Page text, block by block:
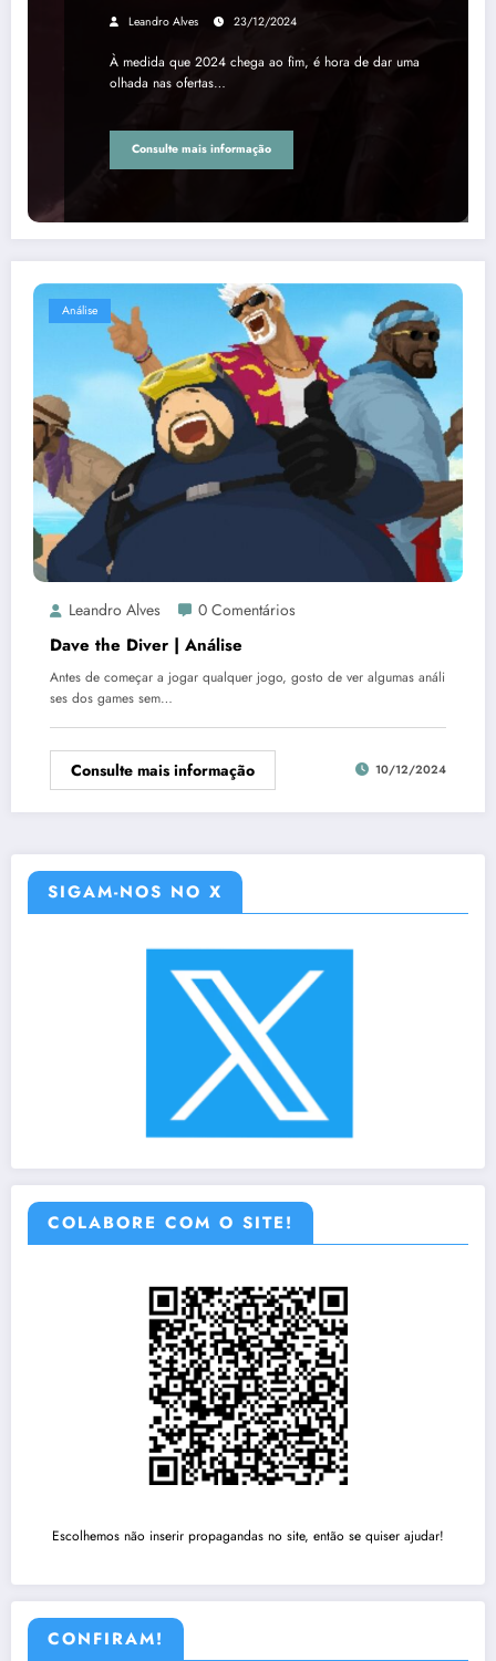
Leandro Alves 23/12/2024
À medida que 2024 chega ao fim, é hora de dar uma
olhada nas ofertas…
Consulte mais informação
Análise
Leandro Alves 0 Comentários
Dave the Diver | Análise
Antes de começar a jogar qualquer jogo, gosto de ver algumas análi
ses dos games sem…
Consulte mais informação 10/12/2024
SIGAM-NOS NO X
COLABORE COM O SITE!
Escolhemos não inserir propagandas no site, então se quiser ajudar!
CONFIRAM!